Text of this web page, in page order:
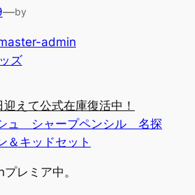
—by
admin
ズ
えて公式在庫復活中！
ュ シャープペンシル 名探
キッドセット
レミア中。